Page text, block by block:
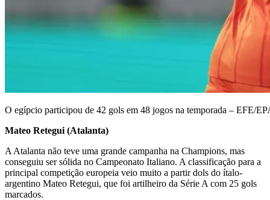
O egípcio participou de 42 gols em 48 jogos na temporada –
Mateo Retegui (Atalanta)
A Atalanta não teve uma grande campanha na Champions, mas
conseguiu ser sólida no Campeonato Italiano. A classificação para a
principal competição europeia veio muito a partir dols do ítalo-
argentino Mateo Retegui, que foi artilheiro da Série A com 25 gols
marcados.